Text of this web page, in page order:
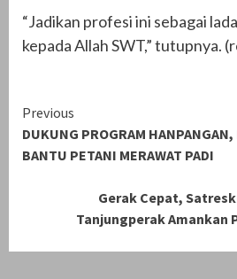
“Jadikan profesi ini sebagai
kepada Allah SWT,” tutupnya.
Continue
Reading
Previous
DUKUNG PROGRAM
BANTU PETANI MERAWAT PADI
Gerak Cepat,
Tanjungperak Amankan